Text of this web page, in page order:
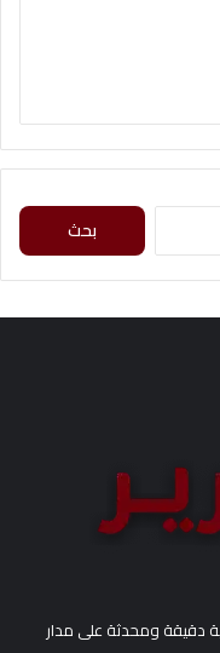
ث
دقيقة ومحدثة على مدار